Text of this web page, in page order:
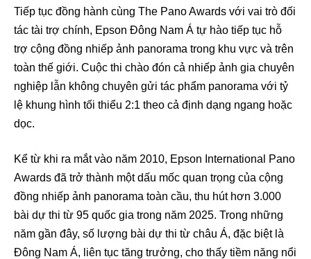
Tiếp tục đồng hành cùng The Pano Awards với vai trò đối
tác tài trợ chính, Epson Đông Nam Á tự hào tiếp tục hỗ
trợ cộng đồng nhiếp ảnh panorama trong khu vực và trên
toàn thế giới. Cuộc thi chào đón cả nhiếp ảnh gia chuyên
nghiệp lẫn không chuyên gửi tác phẩm panorama với tỷ
lệ khung hình tối thiểu 2:1 theo cả định dạng ngang hoặc
dọc.
Kể từ khi ra mắt vào năm 2010, Epson International Pano
Awards đã trở thành một dấu mốc quan trọng của cộng
đồng nhiếp ảnh panorama toàn cầu, thu hút hơn 3.000
bài dự thi từ 95 quốc gia trong năm 2025. Trong những
năm gần đây, số lượng bài dự thi từ châu Á, đặc biệt là
Đông Nam Á, liên tục tăng trưởng, cho thấy tiềm năng nổi